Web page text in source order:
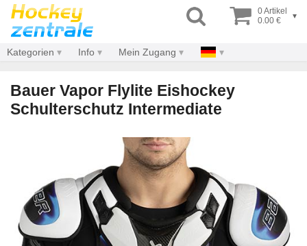
0 Artikel
0.00 €
▾
Kategorien Info Mein Zugang
Bauer Vapor Flylite Eishockey
Schulterschutz Intermediate